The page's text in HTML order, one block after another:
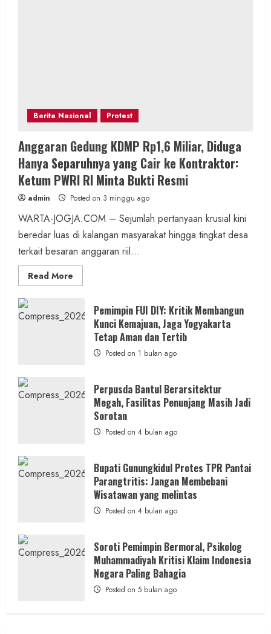
Berita Nasional Protest
Anggaran Gedung KDMP Rp1,6 Miliar, Diduga
Hanya Separuhnya yang Cair ke Kontraktor:
Ketum PWRI RI Minta Bukti Resmi
admin Posted on 3 minggu ago
WARTA-JOGJA.COM – Sejumlah pertanyaan krusial kini
beredar luas di kalangan masyarakat hingga tingkat desa
terkait besaran anggaran riil...
Read More
more
Gedung
KDMP
Rp1,6
Miliar,
Diduga
Hanya
Separuhnya
Kontraktor:
Ketum
PWRI
Minta
Pemimpin FUI DIY: Kritik Membangun
Kunci Kemajuan, Jaga Yogyakarta
Tetap Aman dan Tertib
Posted on 1 bulan ago
Perpusda Bantul Berarsitektur
Megah, Fasilitas Penunjang Masih Jadi
Sorotan
Posted on 4 bulan ago
Bupati Gunungkidul Protes TPR Pantai
Parangtritis: Jangan Membebani
Wisatawan yang melintas
Posted on 4 bulan ago
Soroti Pemimpin Bermoral, Psikolog
Muhammadiyah Kritisi Klaim Indonesia
Negara Paling Bahagia
Posted on 5 bulan ago